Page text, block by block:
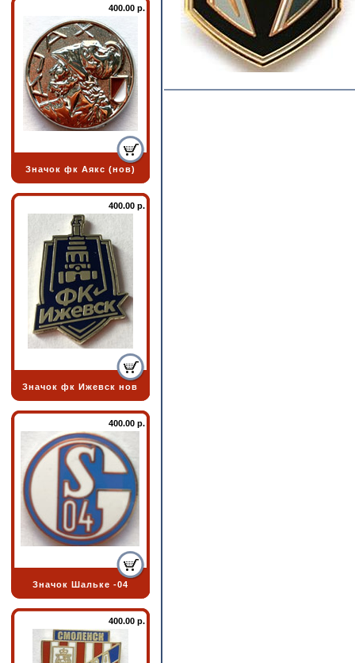
400.00 р.
Значок фк Аякс (нов)
400.00 р.
Значок фк Ижевск нов
400.00 р.
Значок Шальке -04
400.00 р.